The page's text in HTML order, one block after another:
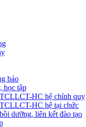
báo
học tập
HC hệ chính quy
HC hệ tại chức
dưỡng, liên kết đào tạo